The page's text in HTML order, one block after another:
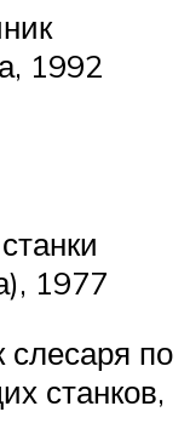
1992
1977
по
станков,